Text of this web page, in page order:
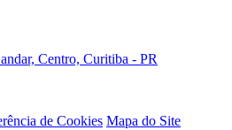
Centro, Curitiba - PR
de Cookies Mapa do Site